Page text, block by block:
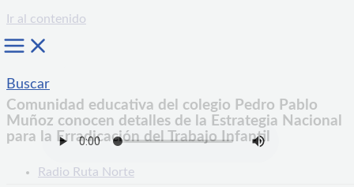
Ir al contenido
Buscar
Comunidad educativa del colegio Pedro Pablo
Muñoz conocen detalles de la Estrategia Nacional
para la Erradicación del Trabajo Infantil
Radio Ruta Norte